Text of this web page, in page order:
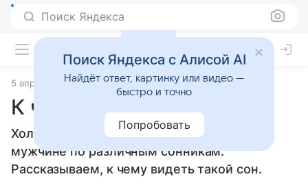
Поиск Яндекса
5 апреля 2010 Сонники
К чему снится Холод
Холод: толкование сна женщине или
мужчине по различным сонникам.
Рассказываем, к чему видеть такой сон.
Поиск Яндекса с Алисой AI
Найдёт ответ, картинку или видео —
быстро и точно
Попробовать